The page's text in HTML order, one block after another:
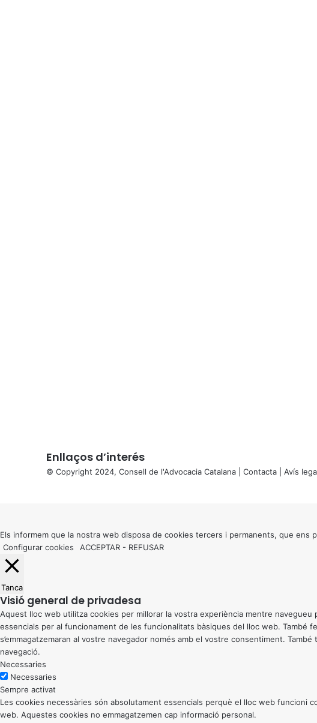
Enllaços d’interés
© Copyright 2024, Consell de l'Advocacia Catalana | Contacta Avís
button
Els informem que la nostra web disposa de cookies tercers i permanents, que
Configurar cookies
ACCEPTAR - REFUSAR
Tanca
Visió general de privadesa
Aquest lloc web utilitza cookies per millorar la vostra experiència mentre navegueu
essencials per al funcionament de les funcionalitats bàsiques del lloc web.
s’emmagatzemaran al vostre navegador només amb el vostre consentiment.
navegació.
Necessaries
Necessaries
Sempre activat
Les cookies necessàries són absolutament essencials perquè el lloc web
web. Aquestes cookies no emmagatzemen cap informació personal.